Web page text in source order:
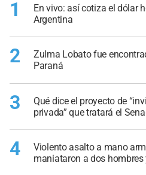
1
En vivo: así cotiza el dólar
Argentina
2
Zulma Lobato fue
Paraná
3
Qué dice el proyecto de
privada” que tratará el
4
Violento asalto a mano
maniataron a dos